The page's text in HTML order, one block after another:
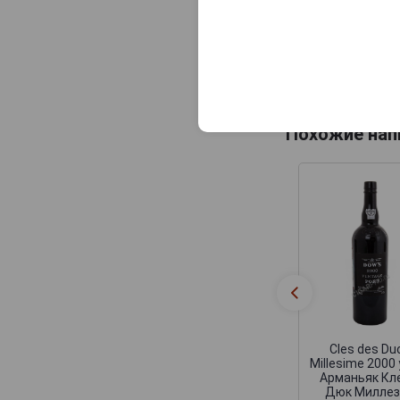
Похожие
Cles des
Millesime 2000
Арманьяк
Дюк